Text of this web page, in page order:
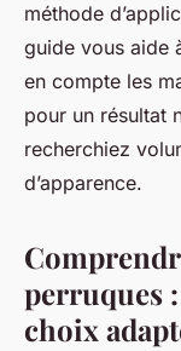
méthode
guide vous aide
en compte les
pour un résultat
recherchiez
d’apparence.
perruques
choix